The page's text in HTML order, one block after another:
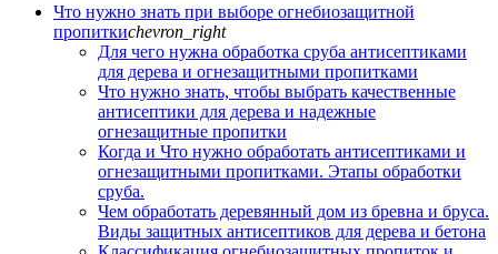
Что нужно знать при выборе огнебиозащитной
пропиткиchevron_right
Для чего нужна обработка сруба антисептиками
для дерева и огнезащитными пропитками
Что нужно знать, чтобы выбрать качественные
антисептики для дерева и надежные
огнезащитные пропитки
Когда и Что нужно обработать антисептиками и
огнезащитными пропитками. Этапы обработки
сруба.
Чем обработать деревянный дом из бревна и бруса.
Виды защитных антисептиков для дерева и бетона